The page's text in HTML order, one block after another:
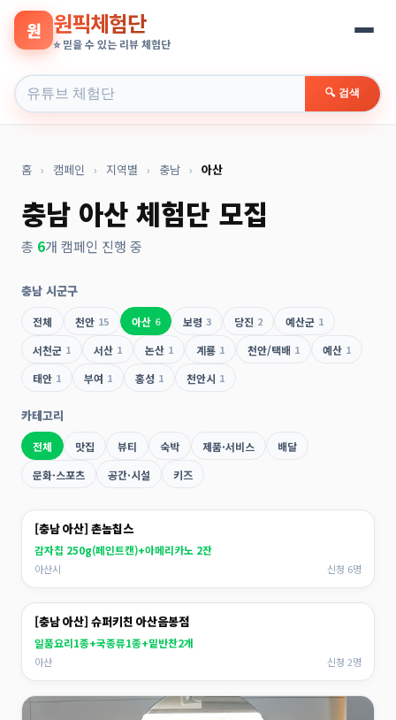
원 원픽체험단
⭐ 믿을 수 있는 리뷰 체험단
🔍 검색
홈 › 캠페인 › 지역별 › 충남 › 아산
충남 아산 체험단 모집
총 6개 캠페인 진행 중
충남 시군구
전체 천안 15 아산 6 보령 3 당진 2 예산군 1
서천군 1 서산 1 논산 1 계룡 1 천안/택배 1 예산 1
태안 1 부여 1 홍성 1 천안시 1
카테고리
전체 맛집 뷰티 숙박 제품·서비스
배달
문화·스포츠
공간·시설 키즈
[충남 아산] 촌놈칩스
감자칩 250g(페인트캔)+아메리카노 2잔
아산시 신청 6명
[충남 아산] 슈퍼키친 아산음봉점
일품요리1종+국종류1종+밑반찬2개
아산 신청 2명